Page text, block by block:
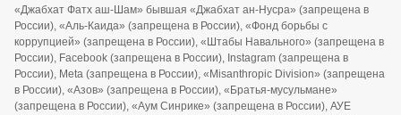
«Джабхат Фатх аш-Шам» бывшая «Джабхат ан-Нусра» (запрещена в
России), «Аль-Каида» (запрещена в России), «Фонд борьбы с
коррупцией» (запрещена в России), «Штабы Навального» (запрещена в
России), Facebook (запрещена в России), Instagram (запрещена в
России), Meta (запрещена в России), «Misanthropic Division» (запрещена
в России), «Азов» (запрещена в России), «Братья-мусульмане»
(запрещена в России), «Аум Синрике» (запрещена в России), АУЕ